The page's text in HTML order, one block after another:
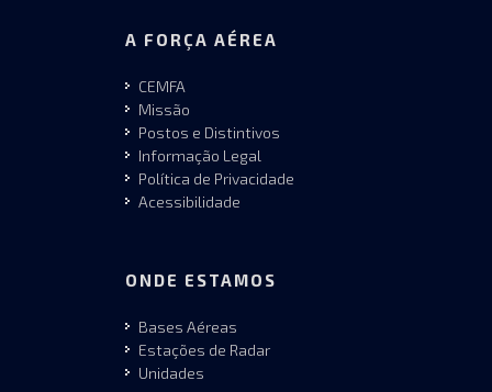
A FORÇA AÉREA
CEMFA
Missão
Postos e Distintivos
Informação Legal
Política de Privacidade
Acessibilidade
ONDE ESTAMOS
Bases Aéreas
Estações de Radar
Unidades